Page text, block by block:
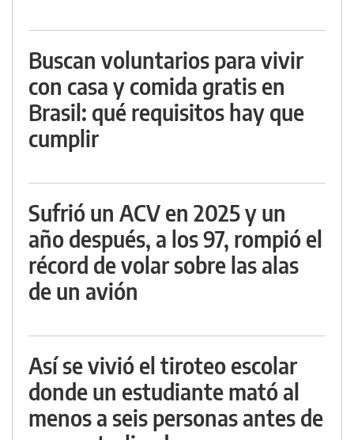
Buscan voluntarios para vivir
con casa y comida gratis en
Brasil: qué requisitos hay que
cumplir
Sufrió un ACV en 2025 y un
año después, a los 97, rompió el
récord de volar sobre las alas
de un avión
Así se vivió el tiroteo escolar
donde un estudiante mató al
menos a seis personas antes de